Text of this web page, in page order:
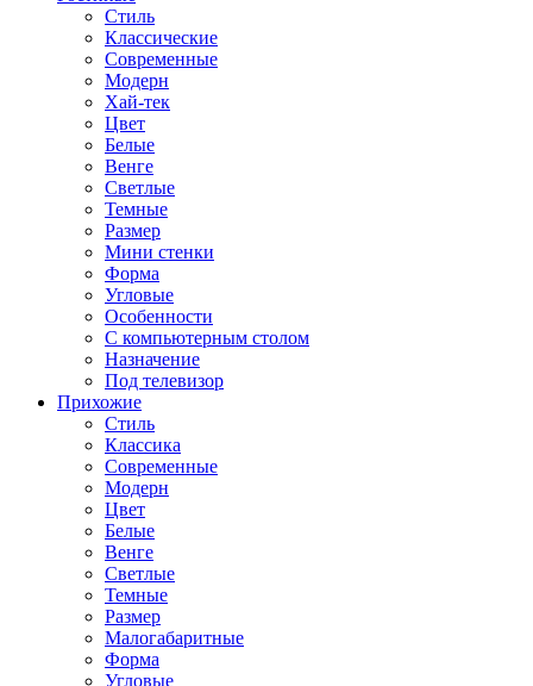
Стиль
Классические
Современные
Модерн
Хай-тек
Цвет
Белые
Венге
Светлые
Темные
Размер
Мини стенки
Форма
Угловые
Особенности
С компьютерным столом
Назначение
Под телевизор
Прихожие
Стиль
Классика
Современные
Модерн
Цвет
Белые
Венге
Светлые
Темные
Размер
Малогабаритные
Форма
Угловые